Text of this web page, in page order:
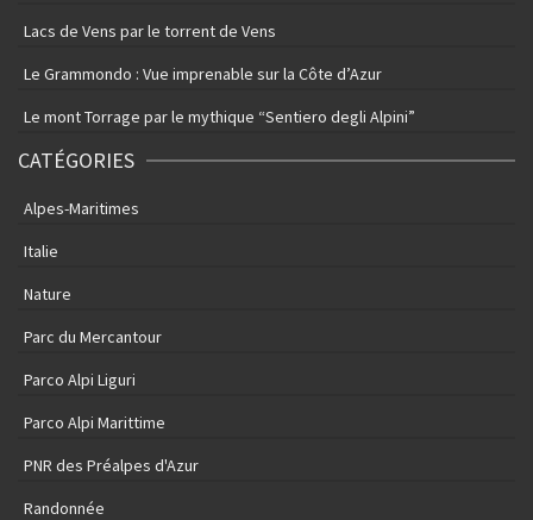
Lacs de Vens par le torrent de Vens
Le Grammondo : Vue imprenable sur la Côte d’Azur
Le mont Torrage par le mythique “Sentiero degli Alpini”
CATÉGORIES
Alpes-Maritimes
Italie
Nature
Parc du Mercantour
Parco Alpi Liguri
Parco Alpi Marittime
PNR des Préalpes d'Azur
Randonnée